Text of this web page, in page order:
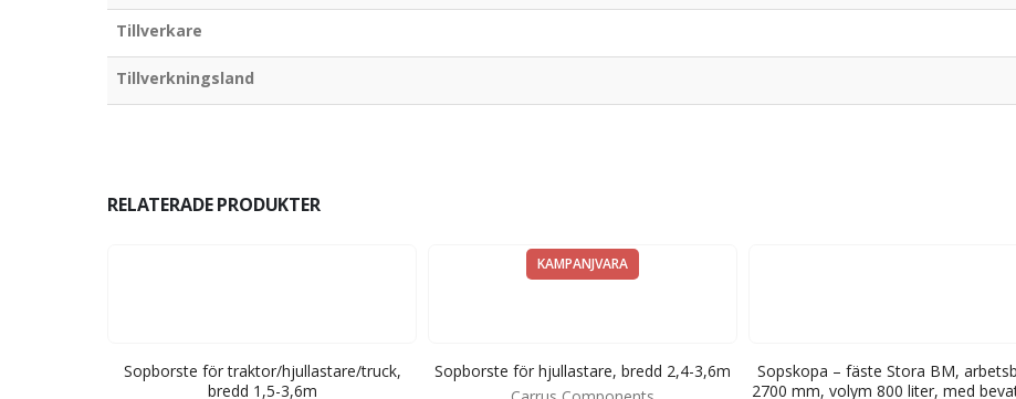
Tillverkare
Tillverkningsland
RELATERADE PRODUKTER
Sopborste för traktor/hjullastare/truck,
bredd 1,5-3,6m
KAMPANJVARA
Sopborste för hjullastare, bredd 2,4-3,6m
Sopskopa – fäste Stora BM,
2700 mm, volym 800 liter, med